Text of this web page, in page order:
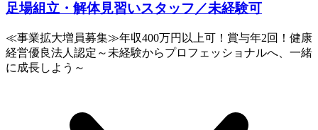
足場組立・解体見習いスタッフ／未経験可
≪事業拡大増員募集≫年収400万円以上可！賞与年2回！健康
経営優良法人認定～未経験からプロフェッショナルへ、一緒
に成長しよう～